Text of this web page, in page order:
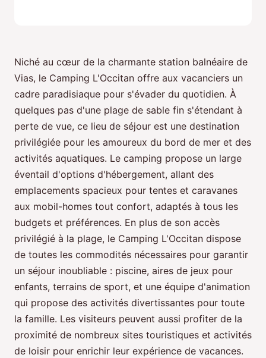
Niché au cœur de la charmante station balnéaire de
Vias, le Camping L'Occitan offre aux vacanciers un
cadre paradisiaque pour s'évader du quotidien. À
quelques pas d'une plage de sable fin s'étendant à
perte de vue, ce lieu de séjour est une destination
privilégiée pour les amoureux du bord de mer et des
activités aquatiques. Le camping propose un large
éventail d'options d'hébergement, allant des
emplacements spacieux pour tentes et caravanes
aux mobil-homes tout confort, adaptés à tous les
budgets et préférences. En plus de son accès
privilégié à la plage, le Camping L'Occitan dispose
de toutes les commodités nécessaires pour garantir
un séjour inoubliable : piscine, aires de jeux pour
enfants, terrains de sport, et une équipe d'animation
qui propose des activités divertissantes pour toute
la famille. Les visiteurs peuvent aussi profiter de la
proximité de nombreux sites touristiques et activités
de loisir pour enrichir leur expérience de vacances.